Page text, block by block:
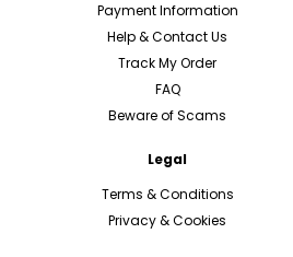
Payment Information
Help & Contact Us
Track My Order
FAQ
Beware of Scams
Legal
Terms & Conditions
Privacy & Cookies